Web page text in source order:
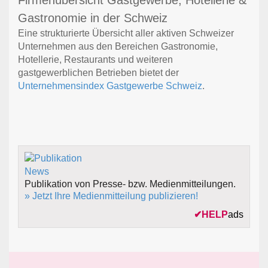
Gastronomie in der Schweiz
Eine strukturierte Übersicht aller aktiven Schweizer
Unternehmen aus den Bereichen Gastronomie,
Hotellerie, Restaurants und weiteren
gastgewerblichen Betrieben bietet der
Unternehmensindex Gastgewerbe Schweiz.
Publikation von Presse- bzw. Medienmitteilungen.
» Jetzt Ihre Medienmitteilung publizieren!
✔ HELPads